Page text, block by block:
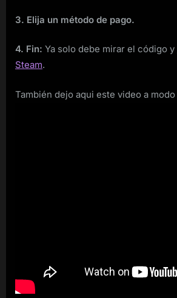
3. Elija un método de pago.
4. Fin: Ya solo debe mirar el código y
Steam.
También dejo aqui este video a